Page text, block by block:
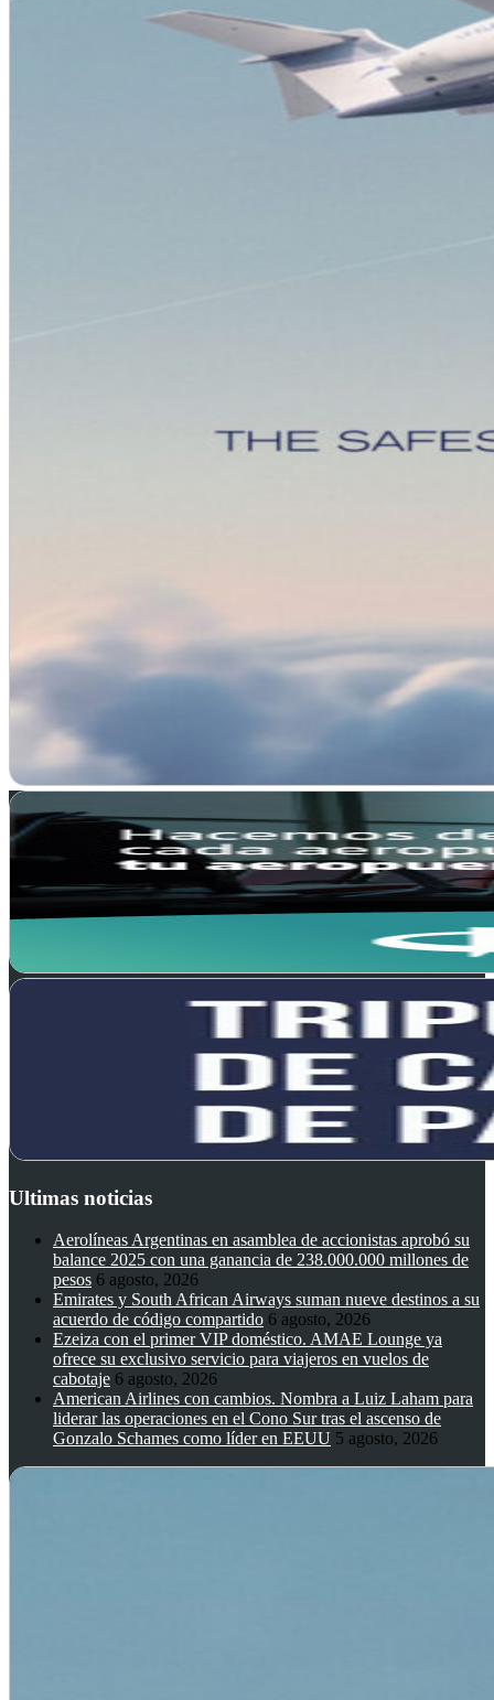
Ultimas noticias
Aerolíneas Argentinas en asamblea de accionistas aprobó su
balance 2025 con una ganancia de 238.000.000 millones de
pesos 6 agosto, 2026
Emirates y South African Airways suman nueve destinos a su
acuerdo de código compartido 6 agosto, 2026
Ezeiza con el primer VIP doméstico. AMAE Lounge ya
ofrece su exclusivo servicio para viajeros en vuelos de
cabotaje 6 agosto, 2026
American Airlines con cambios. Nombra a Luiz Laham para
liderar las operaciones en el Cono Sur tras el ascenso de
Gonzalo Schames como líder en EEUU 5 agosto, 2026